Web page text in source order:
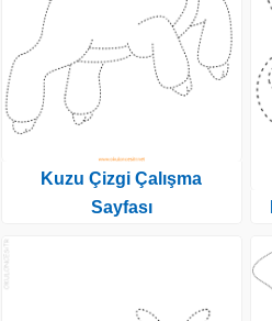
Kuzu Çizgi Çalışma
Sayfası